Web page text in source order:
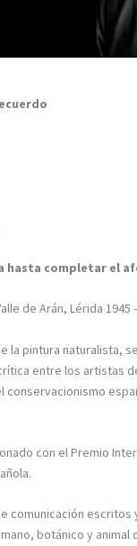
hasta completar el
de Arán, Lérida 1945
la pintura naturalista,
entre los artistas
conservacionismo
con el Premio
comunicación
botánico y animal